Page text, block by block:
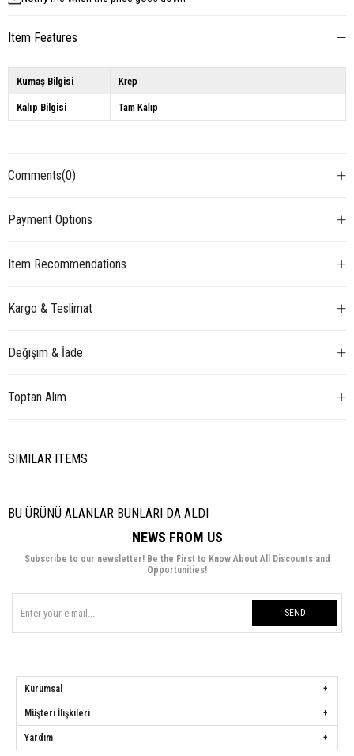
Item Features
Kumaş Bilgisi Krep
Kalıp Bilgisi Tam Kalıp
Comments(0)
Payment Options
Item Recommendations
Kargo & Teslimat
Değişim & İade
Toptan Alım
SIMILAR ITEMS
BU ÜRÜNÜ ALANLAR BUNLARI DA ALDI
NEWS FROM US
Subscribe to our newsletter! Be the First to Know About All Discounts and
Opportunities!
SEND
Kurumsal
Müşteri İlişkileri
Yardım